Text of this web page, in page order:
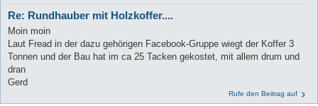
Re: Rundhauber mit Holzkoffer....
Moin moin
Laut Fread in der dazu gehörigen Facebook-Gruppe wiegt der Koffer 3
Tonnen und der Bau hat im ca 25 Tacken gekostet, mit allem drum und
dran
Gerd
Rufe den Beitrag auf